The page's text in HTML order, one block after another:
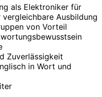
als Elektroniker für
Ausbildung
von Vorteil
Zuverlässigkeit
in Wort und